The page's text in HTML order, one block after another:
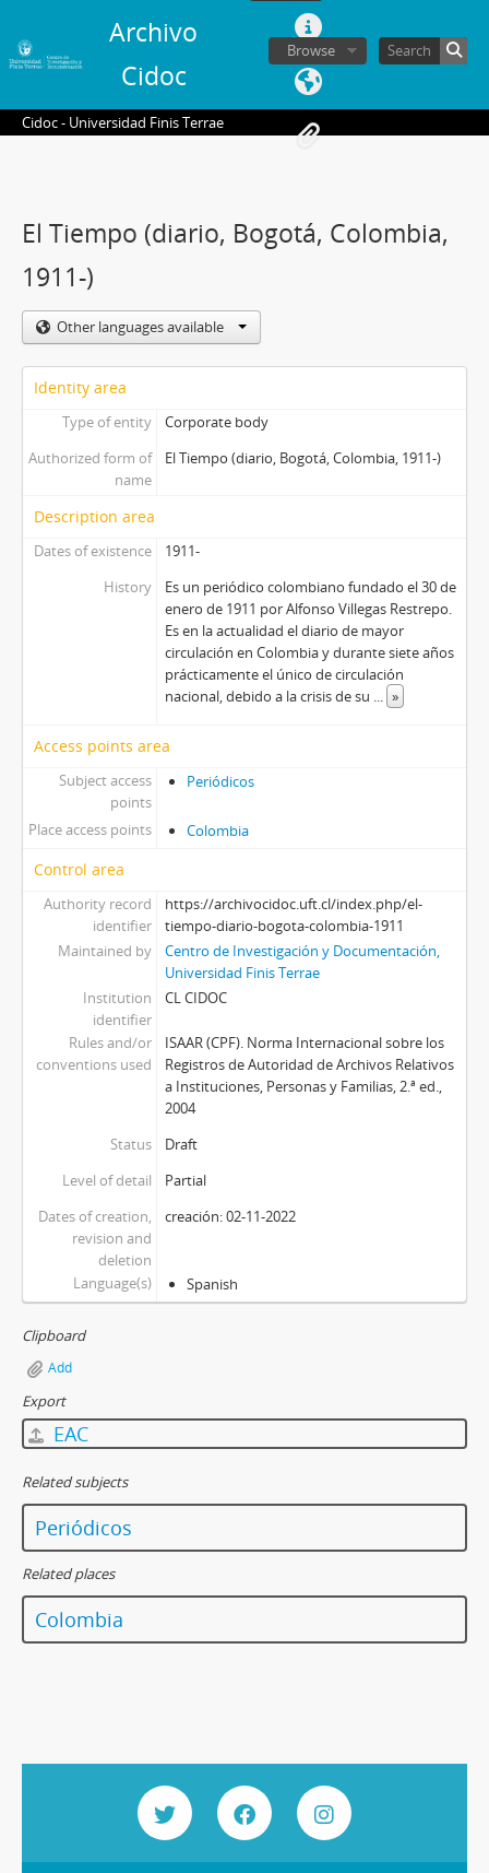
Archivo
Cidoc
Browse
Cidoc - Universidad Finis Terrae
El Tiempo (diario, Bogotá, Colombia,
1911-)
Other languages available
Identity area
Type of entity
Corporate body
Authorized form of
name
El Tiempo (diario, Bogotá, Colombia, 1911-)
Description area
Dates of existence
1911-
History
Es un periódico colombiano fundado el 30 de
enero de 1911 por Alfonso Villegas Restrepo.
Es en la actualidad el diario de mayor
circulación en Colombia y durante siete años
prácticamente el único de circulación
nacional, debido a la crisis de su ... »
Access points area
Subject access
points
Periódicos
Place access points Colombia
Control area
Authority record
identifier
https://archivocidoc.uft.cl/index.php/el-
tiempo-diario-bogota-colombia-1911
Maintained by
Centro de Investigación y Documentación,
Universidad Finis Terrae
Institution
identifier
CL CIDOC
Rules and/or
conventions used
ISAAR (CPF). Norma Internacional sobre los
Registros de Autoridad de Archivos Relativos
a Instituciones, Personas y Familias, 2.ª ed.,
2004
Status
Draft
Level of detail
Partial
Dates of creation,
revision and
deletion
creación: 02-11-2022
Language(s) Spanish
Clipboard
Add
Export
EAC
Related subjects
Periódicos
Related places
Colombia